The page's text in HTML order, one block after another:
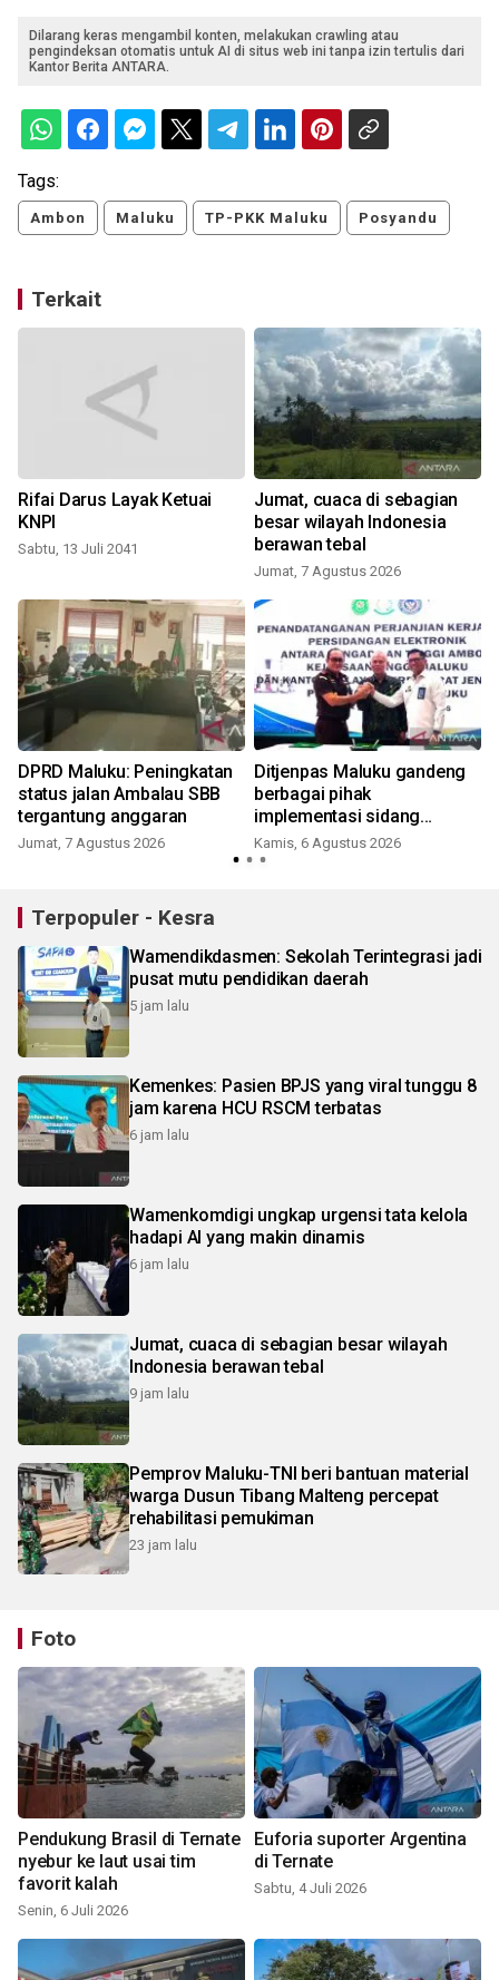
Dilarang keras mengambil konten, melakukan crawling atau
pengindeksan otomatis untuk AI di situs web ini tanpa izin tertulis dari
Kantor Berita ANTARA.
Tags:
Ambon Maluku TP-PKK Maluku Posyandu
Terkait
Rifai Darus Layak Ketuai
KNPI
Sabtu, 13 Juli 2041
Jumat, cuaca di sebagian
besar wilayah Indonesia
berawan tebal
Jumat, 7 Agustus 2026
DPRD Maluku: Peningkatan
status jalan Ambalau SBB
tergantung anggaran
Jumat, 7 Agustus 2026
Ditjenpas Maluku gandeng
berbagai pihak
implementasi sidang
elektronik dukung
transformasi digital
Kamis, 6 Agustus 2026
Terpopuler - Kesra
Wamendikdasmen: Sekolah Terintegrasi jadi
pusat mutu pendidikan daerah
5 jam lalu
Kemenkes: Pasien BPJS yang viral tunggu 8
jam karena HCU RSCM terbatas
6 jam lalu
Wamenkomdigi ungkap urgensi tata kelola
hadapi AI yang makin dinamis
6 jam lalu
Jumat, cuaca di sebagian besar wilayah
Indonesia berawan tebal
9 jam lalu
Pemprov Maluku-TNI beri bantuan material
warga Dusun Tibang Malteng percepat
rehabilitasi pemukiman
23 jam lalu
Foto
Pendukung Brasil di Ternate
nyebur ke laut usai tim
favorit kalah
Senin, 6 Juli 2026
Euforia suporter Argentina
di Ternate
Sabtu, 4 Juli 2026